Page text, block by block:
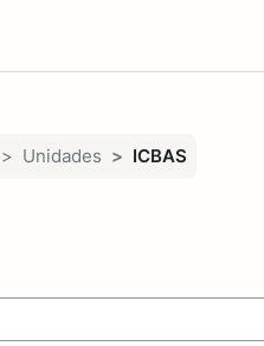
Unidades ICBAS
curriculares